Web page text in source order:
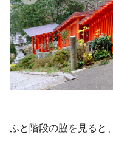
ふと階段の脇を見ると